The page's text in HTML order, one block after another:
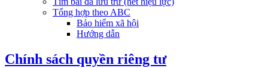
Tổng hợp theo ABC
Bảo hiểm xã hội
Hướng dẫn
Chính sách quyền riêng tư